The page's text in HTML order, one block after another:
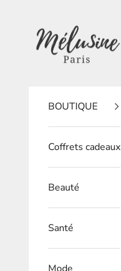
Mélusine Paris
BOUTIQUE
Coffrets cadeaux
Beauté
Santé